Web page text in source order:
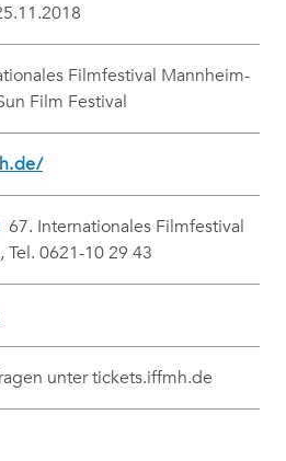
Filmfestival Mannheim-
Film Festival
67. Internationales Filmfestival
0621-10 29 43
unter tickets.iffmh.de